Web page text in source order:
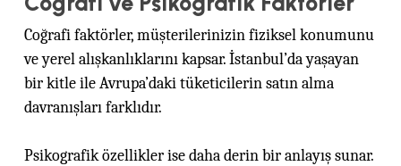
Coğrafi faktörler, müşterilerinizin fiziksel konumunu
ve yerel alışkanlıklarını kapsar. İstanbul’da yaşayan
bir kitle ile Avrupa’daki tüketicilerin satın alma
davranışları farklıdır.
Psikografik özellikler ise daha derin bir anlayış sunar.